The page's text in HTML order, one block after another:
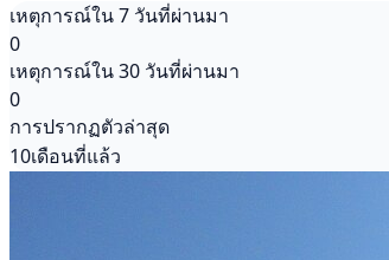
เหตุการณ์ใน 7 วันที่ผ่านมา
0
เหตุการณ์ใน 30 วันที่ผ่านมา
0
การปรากฏตัวล่าสุด
10เดือนที่แล้ว